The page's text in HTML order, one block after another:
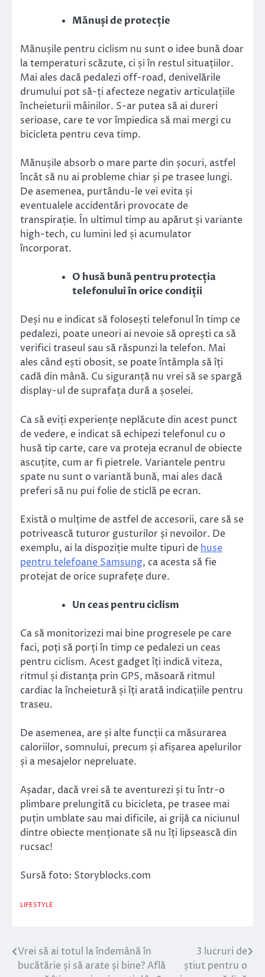
Mănuși de protecție
Mănușile pentru ciclism nu sunt o idee bună doar
la temperaturi scăzute, ci și în restul situațiilor.
Mai ales dacă pedalezi off-road, denivelările
drumului pot să-ți afecteze negativ articulațiile
încheieturii mâinilor. S-ar putea să ai dureri
serioase, care te vor împiedica să mai mergi cu
bicicleta pentru ceva timp.
Mănușile absorb o mare parte din șocuri, astfel
încât să nu ai probleme chiar și pe trasee lungi.
De asemenea, purtându-le vei evita și
eventualele accidentări provocate de
transpirație. În ultimul timp au apărut și variante
high-tech, cu lumini led și acumulator
încorporat.
O husă bună pentru protecția
telefonului în orice condiții
Deși nu e indicat să folosești telefonul în timp ce
pedalezi, poate uneori ai nevoie să oprești ca să
verifici traseul sau să răspunzi la telefon. Mai
ales când ești obosit, se poate întâmpla să îți
cadă din mână. Cu siguranță nu vrei să se spargă
display-ul de suprafața dură a șoselei.
Ca să eviți experiențe neplăcute din acest punct
de vedere, e indicat să echipezi telefonul cu o
husă tip carte, care va proteja ecranul de obiecte
ascuțite, cum ar fi pietrele. Variantele pentru
spate nu sunt o variantă bună, mai ales dacă
preferi să nu pui folie de sticlă pe ecran.
Există o mulțime de astfel de accesorii, care să se
potrivească tuturor gusturilor și nevoilor. De
exemplu, ai la dispoziție multe tipuri de huse
pentru telefoane Samsung, ca acesta să fie
protejat de orice suprafețe dure.
Un ceas pentru ciclism
Ca să monitorizezi mai bine progresele pe care
faci, poți să porți în timp ce pedalezi un ceas
pentru ciclism. Acest gadget îți indică viteza,
ritmul și distanța prin GPS, măsoară ritmul
cardiac la încheietură și îți arată indicațiile pentru
traseu.
De asemenea, are și alte funcții ca măsurarea
caloriilor, somnului, precum și afișarea apelurilor
și a mesajelor nepreluate.
Așadar, dacă vrei să te aventurezi și tu într-o
plimbare prelungită cu bicicleta, pe trasee mai
puțin umblate sau mai dificile, ai grijă ca niciunul
dintre obiecte menționate să nu îți lipsească din
rucsac!
Sursă foto: Storyblocks.com
LIFESTYLE
Navigare
Vrei să ai totul la îndemână în
bucătărie și să arate și bine? Află
3 lucruri de
știut pentru o